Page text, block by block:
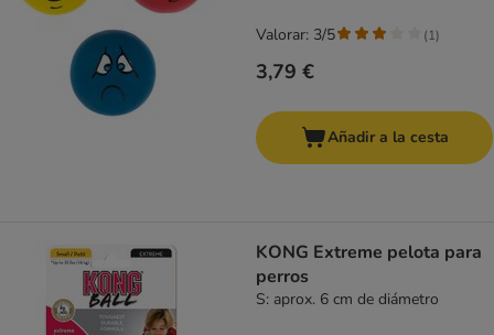
3,79 €
Valorar: 3/5 (1)
Añadir a la cesta
KONG Extreme pelota para
perros
S: aprox. 6 cm de diámetro